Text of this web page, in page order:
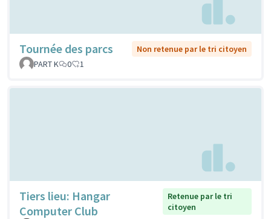
Tournée des parcs
Non retenue par le tri citoyen
PART K
0 1
Tiers lieu: Hangar
Computer Club
Retenue par le tri
citoyen